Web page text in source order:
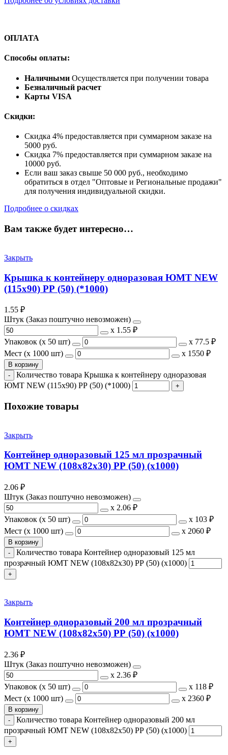
ОПЛАТА
Способы оплаты:
Наличными Осуществляется при получении товара
Безналичный расчет
Карты VISA
Скидки:
Скидка 4% предоставляется при суммарном заказе на
5000 руб.
Скидка 7% предоставляется при суммарном заказе на
10000 руб.
Если ваш заказ свыше 50 000 руб., необходимо
обратиться в отдел "Оптовые и Региональные продажи"
для получения индивидуальной скидки.
Подробнее о скидках
Вам также будет интересно…
Закрыть
Крышка к контейнеру одноразовая ЮМТ NEW
(115х90) РР (50) (*1000)
1.55 ₽
Штук (Заказ поштучно невозможен)
х 1.55 ₽
Упаковок (x 50 шт)
х 77.5 ₽
Мест (x 1000 шт)
х 1550 ₽
В корзину
Количество товара Крышка к контейнеру одноразовая
ЮМТ NEW (115х90) РР (50) (*1000)
Похожие товары
Закрыть
Контейнер одноразовый 125 мл прозрачный
ЮМТ NEW (108х82х30) РР (50) (х1000)
2.06 ₽
Штук (Заказ поштучно невозможен)
х 2.06 ₽
Упаковок (x 50 шт)
х 103 ₽
Мест (x 1000 шт)
х 2060 ₽
В корзину
Количество товара Контейнер одноразовый 125 мл
прозрачный ЮМТ NEW (108х82х30) РР (50) (х1000)
Закрыть
Контейнер одноразовый 200 мл прозрачный
ЮМТ NEW (108х82х50) РР (50) (х1000)
2.36 ₽
Штук (Заказ поштучно невозможен)
х 2.36 ₽
Упаковок (x 50 шт)
х 118 ₽
Мест (x 1000 шт)
х 2360 ₽
В корзину
Количество товара Контейнер одноразовый 200 мл
прозрачный ЮМТ NEW (108х82х50) РР (50) (х1000)